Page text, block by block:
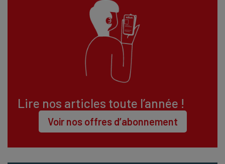
Lire nos articles toute l’année !
Voir nos offres d’abonnement